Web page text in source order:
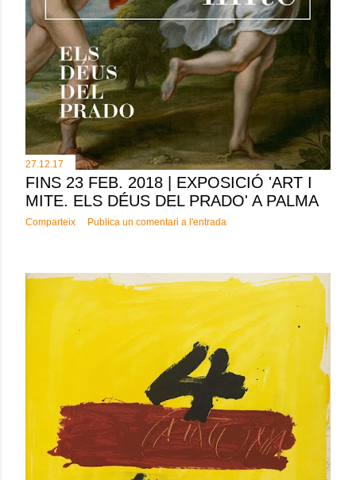
27.12.17
FINS 23 FEB. 2018 | EXPOSICIÓ 'ART I
MITE. ELS DÉUS DEL PRADO' A PALMA
Comparteix Publica un comentari a l'entrada